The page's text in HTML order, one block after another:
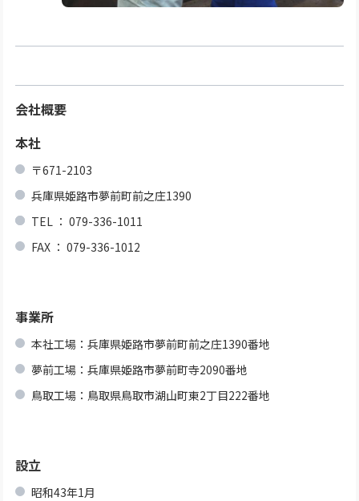
会社概要
本社
〒671-2103
兵庫県姫路市夢前町前之庄1390
TEL ： 079-336-1011
FAX ： 079-336-1012
事業所
本社工場：兵庫県姫路市夢前町前之庄1390番地
夢前工場：兵庫県姫路市夢前町寺2090番地
鳥取工場：鳥取県鳥取市湖山町東2丁目222番地
設立
昭和43年1月